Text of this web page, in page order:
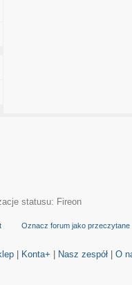
statusu: Fireon
Oznacz forum jako przeczytane
Konta+ Nasz zespół |O